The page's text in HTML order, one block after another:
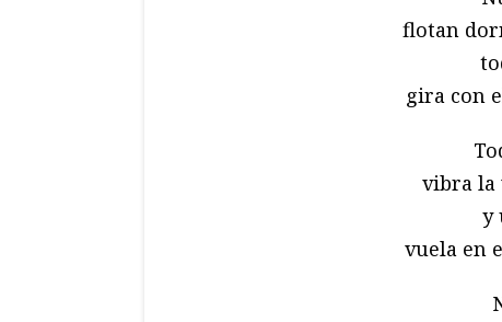
flotan
gira con
vibra la
y
vuela en